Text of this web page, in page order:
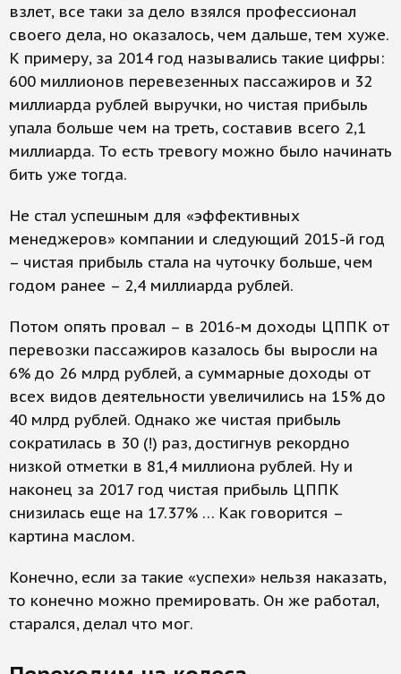
взлет, все таки за дело взялся профессионал
своего дела, но оказалось, чем дальше, тем хуже.
К примеру, за 2014 год назывались такие цифры:
600 миллионов перевезенных пассажиров и 32
миллиарда рублей выручки, но чистая прибыль
упала больше чем на треть, составив всего 2,1
миллиарда. То есть тревогу можно было начинать
бить уже тогда.
Не стал успешным для «эффективных
менеджеров» компании и следующий 2015-й год
– чистая прибыль стала на чуточку больше, чем
годом ранее – 2,4 миллиарда рублей.
Потом опять провал – в 2016-м доходы ЦППК от
перевозки пассажиров казалось бы выросли на
6% до 26 млрд рублей, а суммарные доходы от
всех видов деятельности увеличились на 15% до
40 млрд рублей. Однако же чистая прибыль
сократилась в 30 (!) раз, достигнув рекордно
низкой отметки в 81,4 миллиона рублей. Ну и
наконец за 2017 год чистая прибыль ЦППК
снизилась еще на 17.37% … Как говорится –
картина маслом.
Конечно, если за такие «успехи» нельзя наказать,
то конечно можно премировать. Он же работал,
старался, делал что мог.